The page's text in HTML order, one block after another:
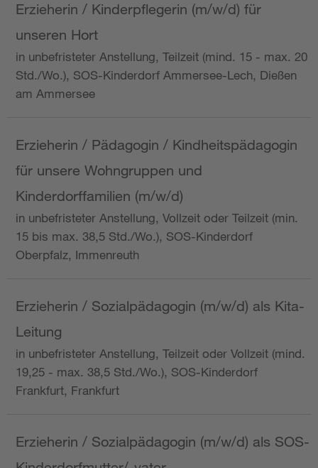
Erzieherin / Kinderpflegerin (m/w/d) für
unseren Hort
in unbefristeter Anstellung, Teilzeit (mind. 15 - max. 20
Std./Wo.), SOS-Kinderdorf Ammersee-Lech, Dießen
am Ammersee
Erzieherin / Pädagogin / Kindheitspädagogin
für unsere Wohngruppen und
Kinderdorffamilien (m/w/d)
in unbefristeter Anstellung, Vollzeit oder Teilzeit (min.
15 bis max. 38,5 Std./Wo.), SOS-Kinderdorf
Oberpfalz, Immenreuth
Erzieherin / Sozialpädagogin (m/w/d) als Kita-
Leitung
in unbefristeter Anstellung, Teilzeit oder Vollzeit (mind.
19,25 - max. 38,5 Std./Wo.), SOS-Kinderdorf
Frankfurt, Frankfurt
Erzieherin / Sozialpädagogin (m/w/d) als SOS-